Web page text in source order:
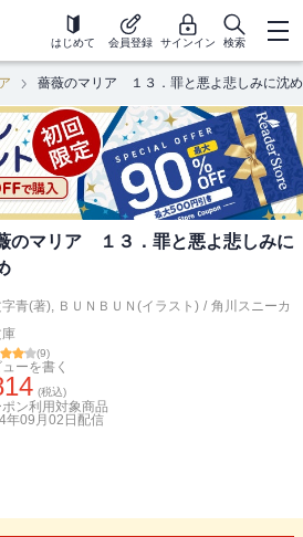
はじめて 会員登録 サインイン 検索
薔薇のマリア １３．罪と悪よ悲しみに沈め
のマリア １３．罪と悪よ悲しみに
青(著), ＢＵＮＢＵＮ(イラスト) / 角川スニーカ
庫
(9)
ーを書く
(税込)
ポン利用対象商品
年09月02日 配信